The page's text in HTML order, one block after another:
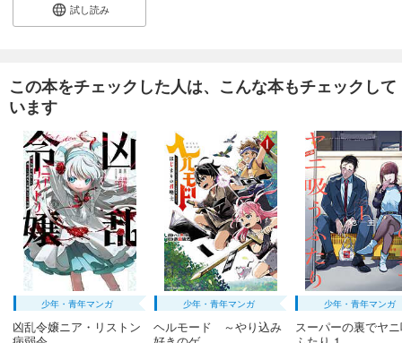
試し読み
この本をチェックした人は、こんな本もチェックして
います
少年・青年マンガ
凶乱令嬢ニア・リストン
少年・青年マンガ
ヘルモード ～やり込み
少年・青年マンガ
スーパーの裏でヤ